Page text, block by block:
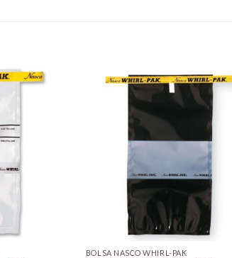
BOLSA NASCO WHIRL-PAK